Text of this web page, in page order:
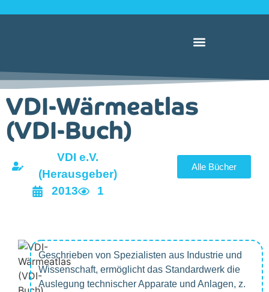
VDI-Wärmeatlas
(VDI-Buch)
VDI e.V.
(Herausgeber)
2013
1
Alle Bücher
Geschrieben von Spezialisten aus Industrie und
Wissenschaft, ermöglicht das Standardwerk die
Auslegung technischer Apparate und Anlagen, z.